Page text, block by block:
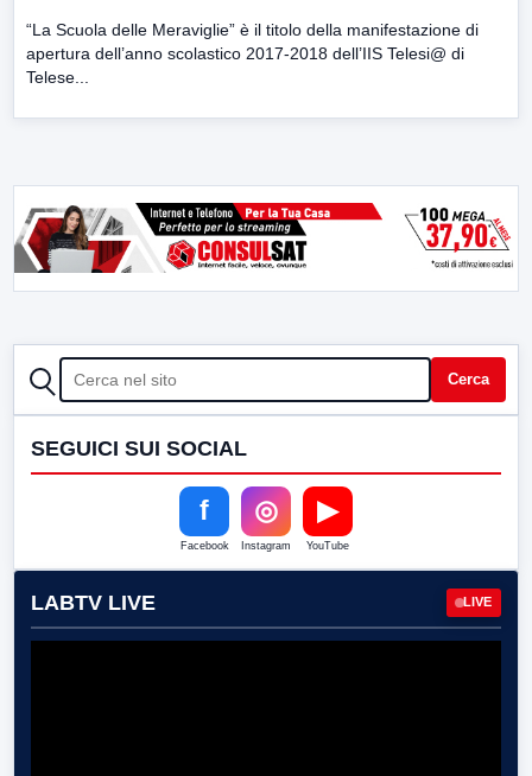
“La Scuola delle Meraviglie” è il titolo della manifestazione di
apertura dell’anno scolastico 2017-2018 dell’IIS Telesi@ di
Telese...
CERCA Cerca
SEGUICI SUI SOCIAL
f
Facebook
◎
Instagram
▶
YouTube
LABTV LIVE LIVE